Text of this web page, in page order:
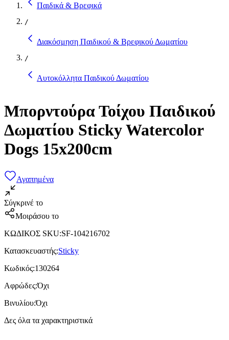
Παιδικά & Βρεφικά
/
Διακόσμηση Παιδικού & Βρεφικού Δωματίου
/
Αυτοκόλλητα Παιδικού Δωματίου
Μπορντούρα Τοίχου Παιδικού
Δωματίου Sticky Watercolor
Dogs 15x200cm
Αγαπημένα
Σύγκρινέ το
Μοιράσου το
ΚΩΔΙΚΟΣ SKU:SF-104216702
Κατασκευαστής:Sticky
Κωδικός:130264
Αφρώδες:Όχι
Βινυλίου:Όχι
Δες όλα τα χαρακτηριστικά